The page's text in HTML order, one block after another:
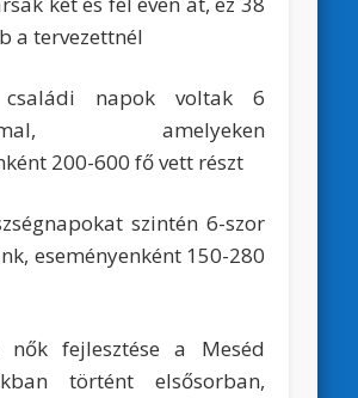
a tervezettnél
napok voltak 6
amelyeken
200-600 fő vett részt
szintén 6-szor
eseményenként 150-280
fejlesztése a Meséd
történt elsősorban,